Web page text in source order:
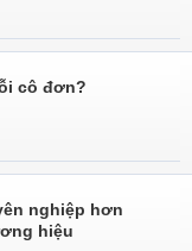
cô đơn?
nghiệp hơn
hiệu